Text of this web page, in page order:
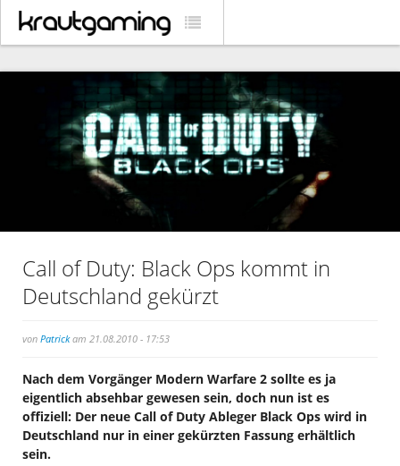
Call of Duty: Black Ops kommt in
Deutschland gekürzt
von Patrickam 21.08.2010 - 17:53
Nach dem Vorgänger Modern Warfare 2 sollte es ja
eigentlich absehbar gewesen sein, doch nun ist es
offiziell: Der neue Call of Duty Ableger Black Ops wird in
Deutschland nur in einer gekürzten Fassung erhältlich
sein.